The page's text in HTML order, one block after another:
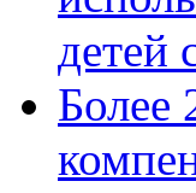
детей
Более